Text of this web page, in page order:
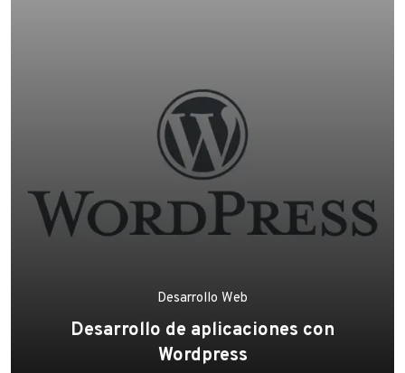
Desarrollo Web
Desarrollo de aplicaciones con
Wordpress